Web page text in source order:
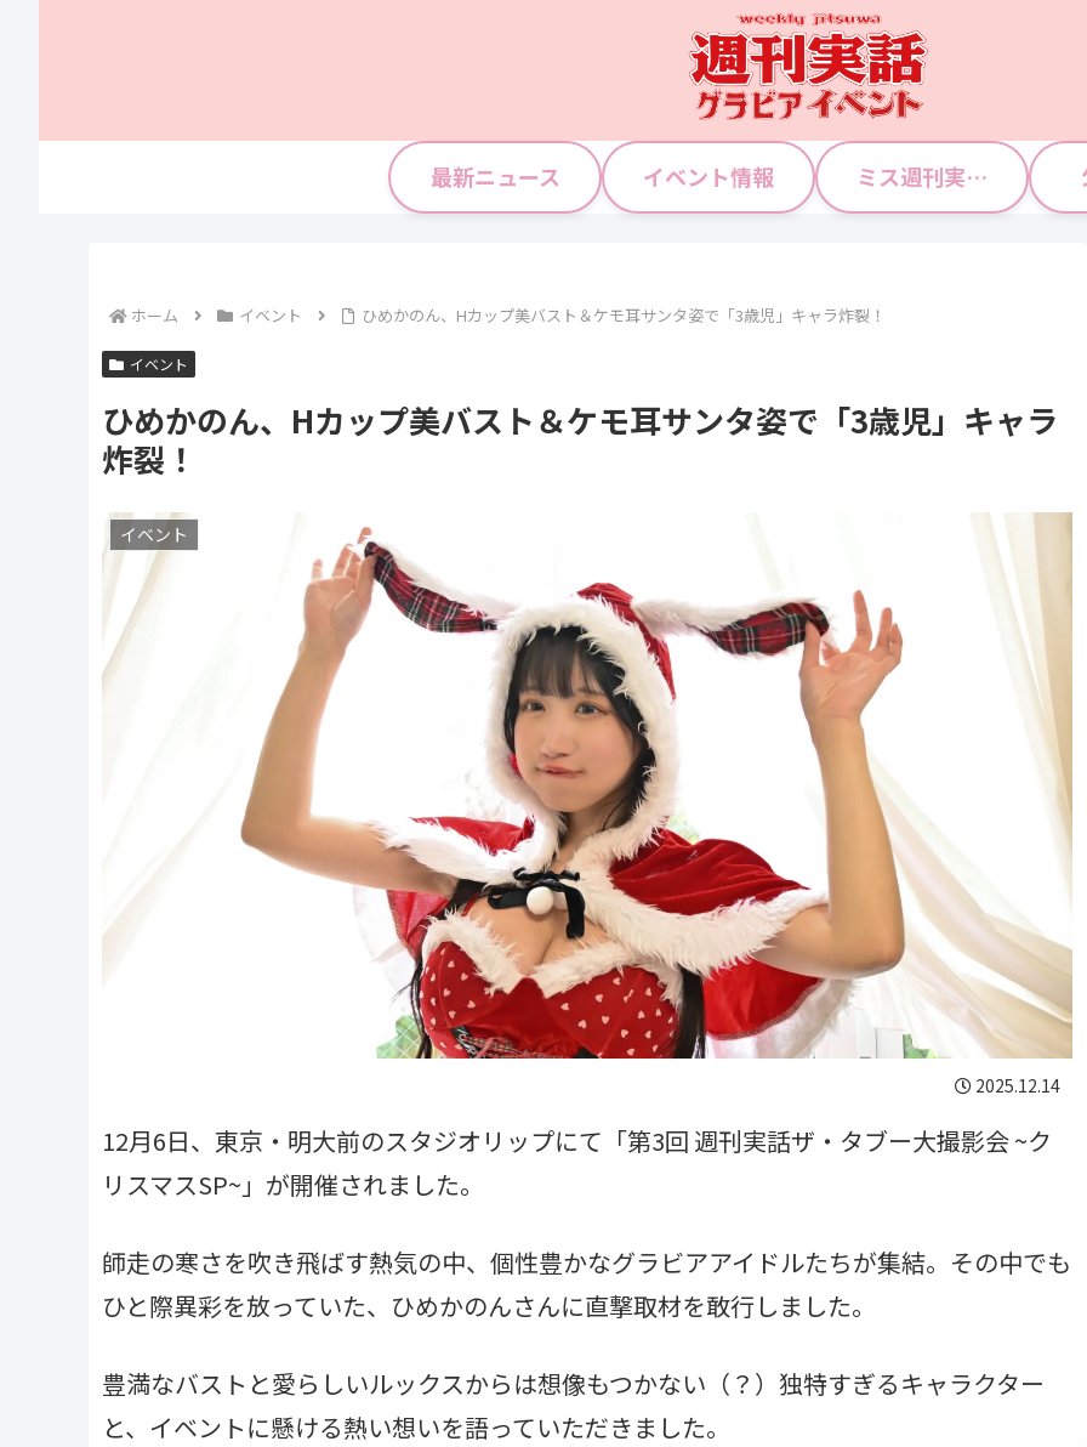
最新ニュース イベント情報 ミス週刊実話 WJガールズ
ホーム イベント ひめかのん、Hカップ美バスト＆ケモ耳サンタ姿で「3歳児」キャラ炸裂！
イベント
ひめかのん、Hカップ美バスト＆ケモ耳サンタ姿で「3歳児」キャラ
炸裂！
イベント
2025.12.14
12月6日、東京・明大前のスタジオリップにて「第3回 週刊実話ザ・タブー大撮影会 ~ク
リスマスSP~」が開催されました。
師走の寒さを吹き飛ばす熱気の中、個性豊かなグラビアアイドルたちが集結。その中でも
ひと際異彩を放っていた、ひめかのんさんに直撃取材を敢行しました。
豊満なバストと愛らしいルックスからは想像もつかない（？）独特すぎるキャラクター
と、イベントに懸ける熱い想いを語っていただきました。